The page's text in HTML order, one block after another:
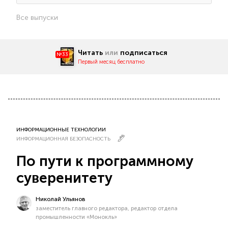
Все выпуски
№33 Читать или подписаться
Первый месяц бесплатно
ИНФОРМАЦИОННЫЕ ТЕХНОЛОГИИ
ИНФОРМАЦИОННАЯ БЕЗОПАСНОСТЬ
По пути к программному
суверенитету
Николай Ульянов
заместитель главного редактора, редактор отдела
промышленности «Монокль»